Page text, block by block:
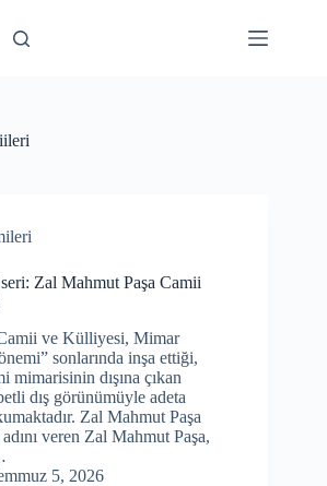
Zal Mahmut Paşa Camii
ve Külliyesi, Mimar
sonlarında inşa ettiği,
mimarisinin dışına çıkan
dış görünümüyle adeta
Zal Mahmut Paşa
veren Zal Mahmut Paşa,
5, 2026